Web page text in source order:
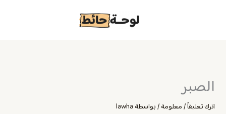
الصبر
اترك تعليقاً/معلومة/ بواسطة lawha